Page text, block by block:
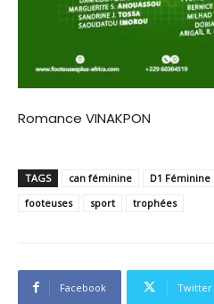
Romance VINAKPON
TAGS can féminine D1 Féminine
footeuses
sport trophées
Facebook Twitter